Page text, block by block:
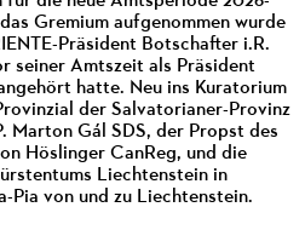
Gremium aufgenommen wurde
Präsident Botschafter i.R.
seiner Amtszeit als Präsident
hatte. Neu ins Kuratorium
der Salvatorianer-Provinz
Marton Gál SDS, der Propst des
Höslinger CanReg, und die
Liechtenstein in
Pia von und zu Liechtenstein.